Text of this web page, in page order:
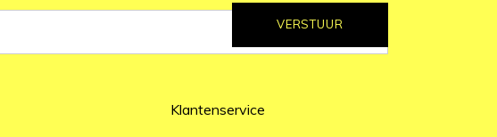
VERSTUUR
Klantenservice